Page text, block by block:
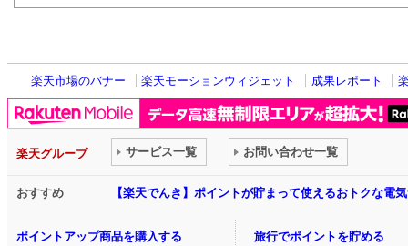
楽天市場のバナー 楽天モーションウィジェット 成果レポート
楽天グループ サービス一覧 お問い合わせ一覧
おすすめ 【楽天でんき】ポイントが貯まって使えるおトクな電
ポイントアップ商品を購入する
旅行でポイントを貯める